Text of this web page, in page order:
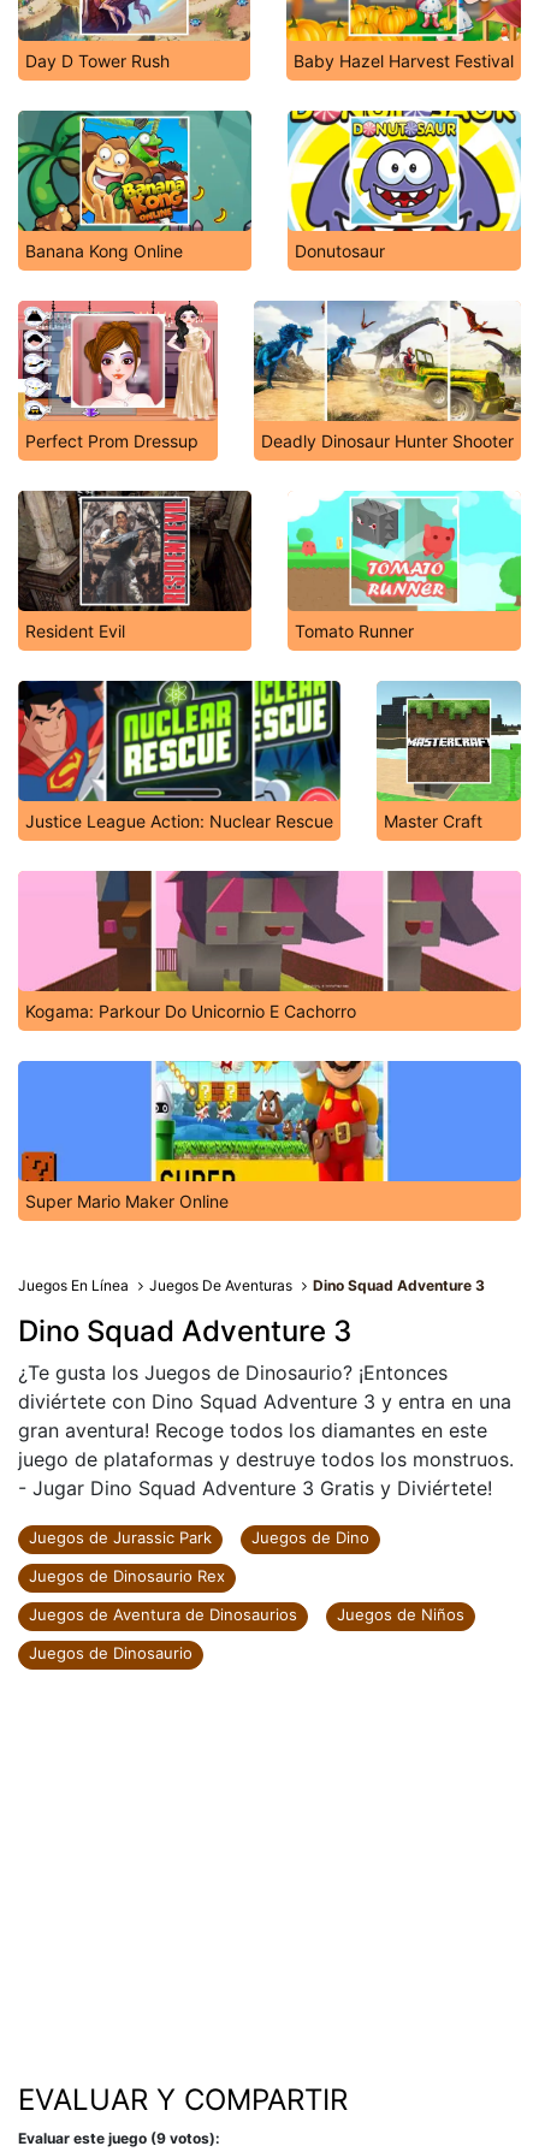
Day D Tower Rush Baby Hazel Harvest Festival
Banana Kong Online Donutosaur
Perfect Prom Dressup Deadly Dinosaur Hunter Shooter
Resident Evil Tomato Runner
Justice League Action: Nuclear Rescue Master Craft
Kogama: Parkour Do Unicornio E Cachorro
Super Mario Maker Online
Juegos En Línea Juegos De Aventuras Dino Squad Adventure 3
Dino Squad Adventure 3
¿Te gusta los Juegos de Dinosaurio? ¡Entonces
diviértete con Dino Squad Adventure 3 y entra en una
gran aventura! Recoge todos los diamantes en este
juego de plataformas y destruye todos los monstruos.
- Jugar Dino Squad Adventure 3 Gratis y Diviértete!
Juegos de Jurassic Park
Juegos de Dino
Juegos de Dinosaurio Rex
Juegos de Aventura de Dinosaurios
Juegos de Niños
Juegos de Dinosaurio
EVALUAR Y COMPARTIR
Evaluar este juego (9 votos):